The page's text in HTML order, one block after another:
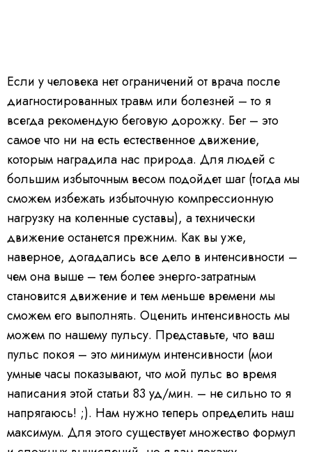
Если у человека нет ограничений от врача после
диагностированных травм или болезней – то я
всегда рекомендую беговую дорожку. Бег – это
самое что ни на есть естественное движение,
которым наградила нас природа. Для людей с
большим избыточным весом подойдет шаг (тогда мы
сможем избежать избыточную компрессионную
нагрузку на коленные суставы), а технически
движение останется прежним. Как вы уже,
наверное, догадались все дело в интенсивности –
чем она выше – тем более энерго-затратным
становится движение и тем меньше времени мы
сможем его выполнять. Оценить интенсивность мы
можем по нашему пульсу. Представьте, что ваш
пульс покоя – это минимум интенсивности (мои
умные часы показывают, что мой пульс во время
написания этой статьи 83 уд/мин. – не сильно то я
напрягаюсь! ;). Нам нужно теперь определить наш
максимум. Для этого существует множество формул